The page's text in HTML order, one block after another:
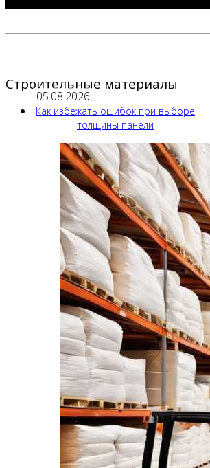
Строительные материалы
05.08.2026
Как избежать ошибок при выборе
толщины панели